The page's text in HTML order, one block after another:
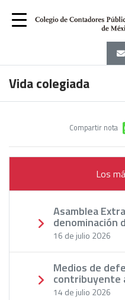
Vida colegiada
Compartir nota
Los
Asamblea
denominación
16 de julio 2026
Medios de
contribuyente
14 de julio 2026